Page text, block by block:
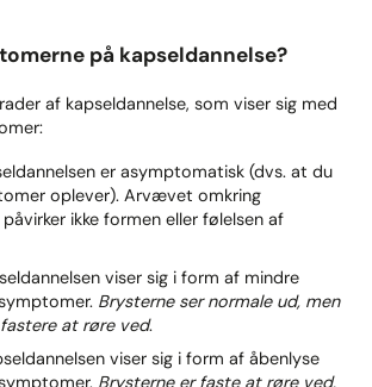
på kapseldannelse?
af kapseldannelse, som viser sig med
er asymptomatisk (dvs. at du
oplever). Arvævet omkring
ikke formen eller følelsen af
viser sig i form af mindre
Brysterne ser normale ud, men
at røre ved.
viser sig i form af åbenlyse
Brysterne er faste at røre ved,